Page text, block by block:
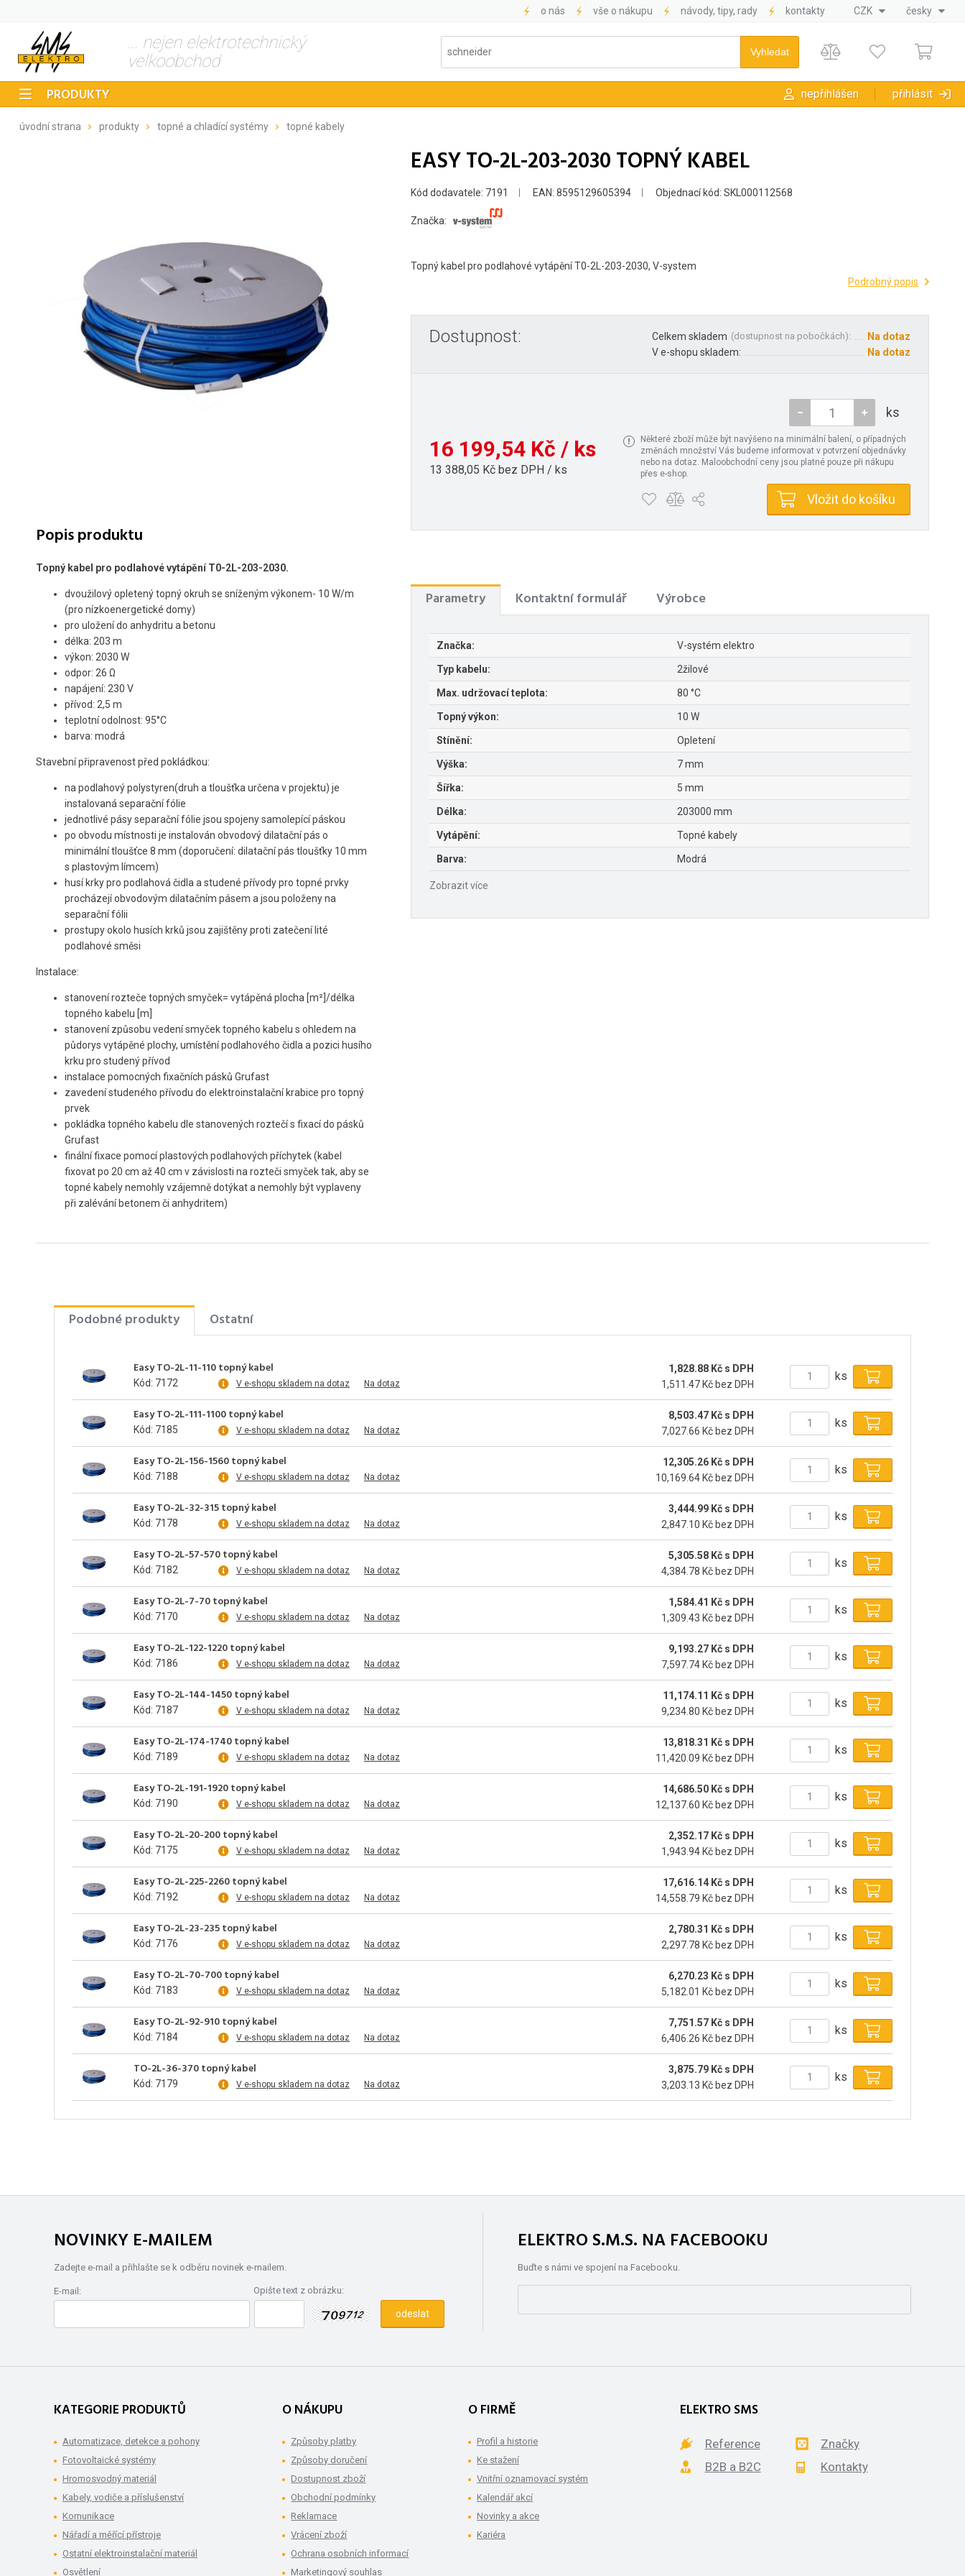
o nás vše o nákupu návody, tipy, rady kontakty CZK česky
... nejen elektrotechnický
velkoobchod
PRODUKTY nepřihlášen přihlásit
úvodní strana produkty topné a chladící systémy topné kabely
Popis produktu
Topný kabel pro podlahové vytápění T0-2L-203-2030.
dvoužilový opletený topný okruh se sníženým výkonem- 10 W/m
(pro nízkoenergetické domy)
pro uložení do anhydritu a betonu
délka: 203 m
výkon: 2030 W
odpor: 26 Ω
napájení: 230 V
přívod: 2,5 m
teplotní odolnost: 95°C
barva: modrá
Stavební připravenost před pokládkou:
na podlahový polystyren(druh a tloušťka určena v projektu) je
instalovaná separační fólie
jednotlivé pásy separační fólie jsou spojeny samolepící páskou
po obvodu místnosti je instalován obvodový dilatační pás o
minimální tloušťce 8 mm (doporučení: dilatační pás tloušťky 10 mm
s plastovým límcem)
husí krky pro podlahová čidla a studené přívody pro topné prvky
procházejí obvodovým dilatačním pásem a jsou položeny na
separační fólii
prostupy okolo husích krků jsou zajištěny proti zatečení lité
podlahové směsi
Instalace:
stanovení rozteče topných smyček= vytápěná plocha [m²]/délka
topného kabelu [m]
stanovení způsobu vedení smyček topného kabelu s ohledem na
půdorys vytápěné plochy, umístění podlahového čidla a pozici husího
krku pro studený přívod
instalace pomocných fixačních pásků Grufast
zavedení studeného přívodu do elektroinstalační krabice pro topný
prvek
pokládka topného kabelu dle stanovených roztečí s fixací do pásků
Grufast
finální fixace pomocí plastových podlahových příchytek (kabel
fixovat po 20 cm až 40 cm v závislosti na rozteči smyček tak, aby se
topné kabely nemohly vzájemně dotýkat a nemohly být vyplaveny
při zalévání betonem či anhydritem)
EASY TO-2L-203-2030 TOPNÝ KABEL
Kód dodavatele: 7191 EAN: 8595129605394 Objednací kód: SKL000112568
Značka:
Topný kabel pro podlahové vytápění T0-2L-203-2030, V-system
Podrobný popis
Dostupnost: Celkem skladem (dostupnost na pobočkách):
Na dotaz
V e-shopu skladem:
Na dotaz
16 199,54 Kč / ks
13 388,05 Kč bez DPH / ks
ks
Některé zboží může být navýšeno na minimální balení, o případných
změnách množství Vás budeme informovat v potvrzení objednávky
nebo na dotaz. Maloobchodní ceny jsou platné pouze při nákupu
přes e-shop.
Vložit do košíku
Parametry Kontaktní formulář Výrobce
Značka: V-systém elektro
Typ kabelu: 2žilové
Max. udržovací teplota: 80 °C
Topný výkon: 10 W
Stínění: Opletení
Výška: 7 mm
Šířka: 5 mm
Délka: 203000 mm
Vytápění: Topné kabely
Barva: Modrá
Zobrazit více
Podobné produkty Ostatní
Easy TO-2L-11-110 topný kabel
Kód: 7172 V e-shopu skladem na dotaz Na dotaz
1,828.88 Kč s DPH
1,511.47 Kč bez DPH
ks
Easy TO-2L-111-1100 topný kabel
Kód: 7185 V e-shopu skladem na dotaz Na dotaz
8,503.47 Kč s DPH
7,027.66 Kč bez DPH
ks
Easy TO-2L-156-1560 topný kabel
Kód: 7188 V e-shopu skladem na dotaz Na dotaz
12,305.26 Kč s DPH
10,169.64 Kč bez DPH
ks
Easy TO-2L-32-315 topný kabel
Kód: 7178 V e-shopu skladem na dotaz Na dotaz
3,444.99 Kč s DPH
2,847.10 Kč bez DPH
ks
Easy TO-2L-57-570 topný kabel
Kód: 7182 V e-shopu skladem na dotaz Na dotaz
5,305.58 Kč s DPH
4,384.78 Kč bez DPH
ks
Easy TO-2L-7-70 topný kabel
Kód: 7170 V e-shopu skladem na dotaz Na dotaz
1,584.41 Kč s DPH
1,309.43 Kč bez DPH
ks
Easy TO-2L-122-1220 topný kabel
Kód: 7186 V e-shopu skladem na dotaz Na dotaz
9,193.27 Kč s DPH
7,597.74 Kč bez DPH
ks
Easy TO-2L-144-1450 topný kabel
Kód: 7187 V e-shopu skladem na dotaz Na dotaz
11,174.11 Kč s DPH
9,234.80 Kč bez DPH
ks
Easy TO-2L-174-1740 topný kabel
Kód: 7189 V e-shopu skladem na dotaz Na dotaz
13,818.31 Kč s DPH
11,420.09 Kč bez DPH
ks
Easy TO-2L-191-1920 topný kabel
Kód: 7190 V e-shopu skladem na dotaz Na dotaz
14,686.50 Kč s DPH
12,137.60 Kč bez DPH
ks
Easy TO-2L-20-200 topný kabel
Kód: 7175 V e-shopu skladem na dotaz Na dotaz
2,352.17 Kč s DPH
1,943.94 Kč bez DPH
ks
Easy TO-2L-225-2260 topný kabel
Kód: 7192 V e-shopu skladem na dotaz Na dotaz
17,616.14 Kč s DPH
14,558.79 Kč bez DPH
ks
Easy TO-2L-23-235 topný kabel
Kód: 7176 V e-shopu skladem na dotaz Na dotaz
2,780.31 Kč s DPH
2,297.78 Kč bez DPH
ks
Easy TO-2L-70-700 topný kabel
Kód: 7183 V e-shopu skladem na dotaz Na dotaz
6,270.23 Kč s DPH
5,182.01 Kč bez DPH
ks
Easy TO-2L-92-910 topný kabel
Kód: 7184 V e-shopu skladem na dotaz Na dotaz
7,751.57 Kč s DPH
6,406.26 Kč bez DPH
ks
TO-2L-36-370 topný kabel
Kód: 7179 V e-shopu skladem na dotaz Na dotaz
3,875.79 Kč s DPH
3,203.13 Kč bez DPH
ks
NOVINKY E-MAILEM
Zadejte e-mail a přihlašte se k odběru novinek e-mailem.
E-mail: Opište text z obrázku:
ELEKTRO S.M.S. NA FACEBOOKU
Buďte s námi ve spojení na Facebooku.
KATEGORIE PRODUKTŮ
Automatizace, detekce a pohony
Fotovoltaické systémy
Hromosvodný materiál
Kabely, vodiče a příslušenství
Komunikace
Nářadí a měřící přístroje
Ostatní elektroinstalační materiál
Osvětlení
O NÁKUPU
Způsoby platby
Způsoby doručení
Dostupnost zboží
Obchodní podmínky
Reklamace
Vrácení zboží
Ochrana osobních informací
Marketingový souhlas
O FIRMĚ
Profil a historie
Ke stažení
Vnitřní oznamovací systém
Kalendář akcí
Novinky a akce
Kariéra
ELEKTRO SMS
Reference
Značky
B2B a B2C
Kontakty